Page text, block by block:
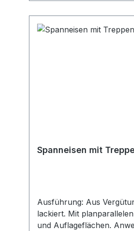
Spanneisen mit
Ausführung: Aus
lackiert. Mit
und Auflageflächen. Anwendung: